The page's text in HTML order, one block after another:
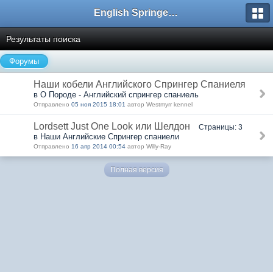
English Springer Spaniel Club
Результаты поиска
Форумы
Наши кобели Английского Спрингер Спаниеля
в О Породе - Английский спрингер спаниель
Отправлено 05 ноя 2015 18:01 автор Westmyrr kennel
Lordsett Just One Look или Шелдон Страницы: 3
в Наши Английские Спрингер спаниели
Отправлено 16 апр 2014 00:54 автор Willy-Ray
Полная версия